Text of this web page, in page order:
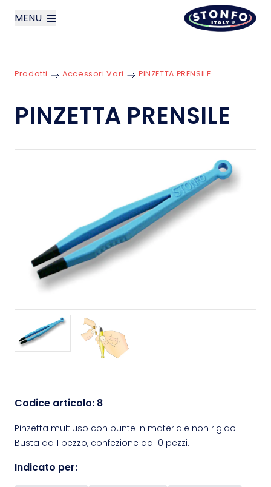
MENU
Prodotti
Prodotti Accessori Vari PINZETTA PRENSILE
PINZETTA PRENSILE
Codice articolo: 8
Pinzetta multiuso con punte in materiale non rigido.
Busta da 1 pezzo, confezione da 10 pezzi.
Indicato per: